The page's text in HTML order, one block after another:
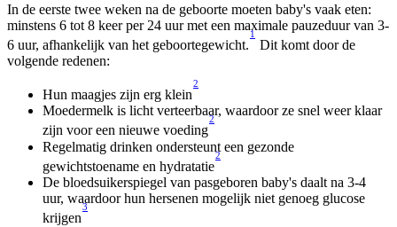
In de eerste twee weken na de geboorte moeten baby's vaak eten:
minstens 6 tot 8 keer per 24 uur met een maximale pauzeduur van 3-
6 uur, afhankelijk van het geboortegewicht.
1
Dit komt door de
volgende redenen:
Hun maagjes zijn erg klein
2
Moedermelk is licht verteerbaar, waardoor ze snel weer klaar
zijn voor een nieuwe voeding
2
Regelmatig drinken ondersteunt een gezonde
gewichtstoename en hydratatie
2
De bloedsuikerspiegel van pasgeboren baby's daalt na 3-4
uur, waardoor hun hersenen mogelijk niet genoeg glucose
krijgen
3